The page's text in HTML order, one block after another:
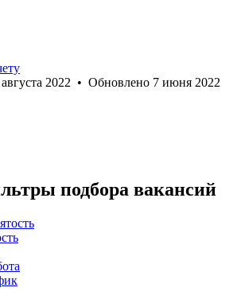
2022 • Обновлено 7 июня 2022
подбора вакансий